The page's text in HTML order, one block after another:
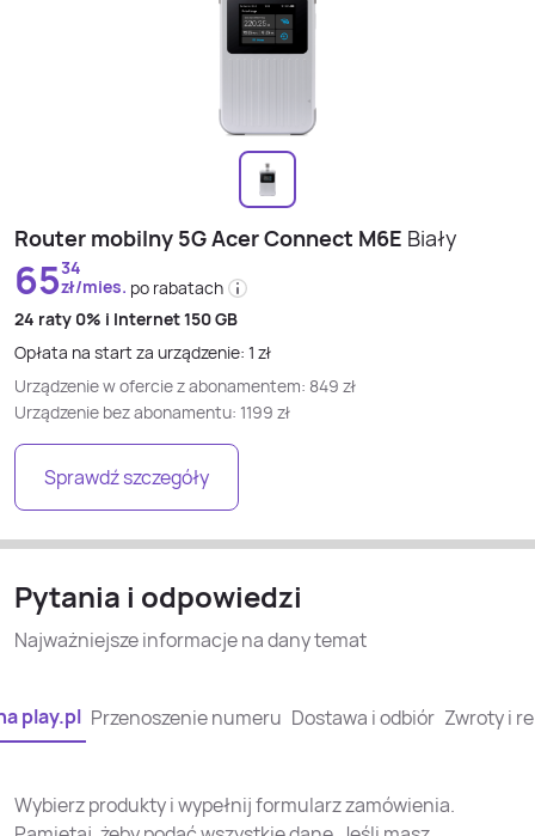
Router mobilny 5G Acer Connect M6E Biały
6534
zł/mies. po rabatach
24 raty 0% i Internet 150 GB
Opłata na start za urządzenie: 1 zł
Urządzenie w ofercie z abonamentem: 849 zł
Urządzenie bez abonamentu: 1199 zł
Sprawdź szczegóły
Pytania i odpowiedzi
Najważniejsze informacje na dany temat
play.pl Przenoszenie numeru Dostawa i odbiór Zwroty i
Wybierz produkty i wypełnij formularz zamówienia.